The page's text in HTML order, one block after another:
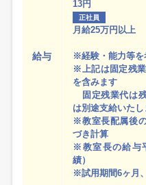
給与
13円
正社員
月給25万円以上
※経験・能力等を
※上記は固定残業
を含みます
固定残業代は
は別途支給いたし
※教室長配属後
づき計算
※教室長の給与
績）
※試用期間6ヶ月